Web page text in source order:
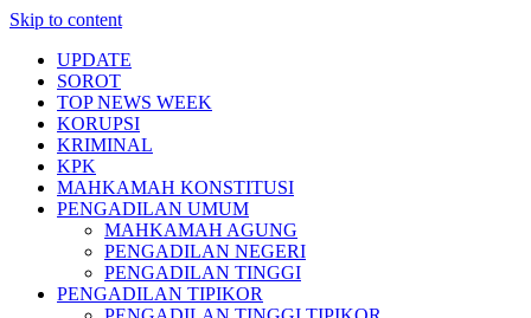
Skip to content
UPDATE
SOROT
TOP NEWS WEEK
KORUPSI
KRIMINAL
KPK
MAHKAMAH KONSTITUSI
PENGADILAN UMUM
MAHKAMAH AGUNG
PENGADILAN NEGERI
PENGADILAN TINGGI
PENGADILAN TIPIKOR